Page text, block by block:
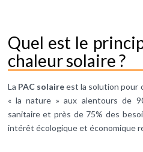
Quel est le
chaleur solaire ?
La PAC solaireest la solution pour
« la nature » aux alentours de
sanitaire et près de 75% des
intérêt écologique et économique